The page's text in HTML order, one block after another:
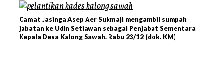
Camat Jasinga Asep Aer Sukmaji mengambil sumpah
jabatan ke Udin Setiawan sebagai Penjabat Sementara
Kepala Desa Kalong Sawah. Rabu 23/12 (dok. KM)